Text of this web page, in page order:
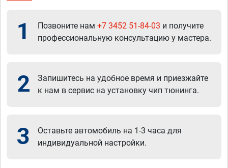
1 Позвоните нам +7 3452 51-84-03 и получите
профессиональную консультацию у мастера.
2
Запишитесь на удобное время и приезжайте
к нам в сервис на установку чип тюнинга.
3
Оставьте автомобиль на 1-3 часа для
индивидуальной настройки.